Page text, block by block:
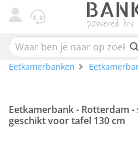
Eetkamerbanken
Eetkamerbank - Rotterdam
geschikt voor tafel 130 cm